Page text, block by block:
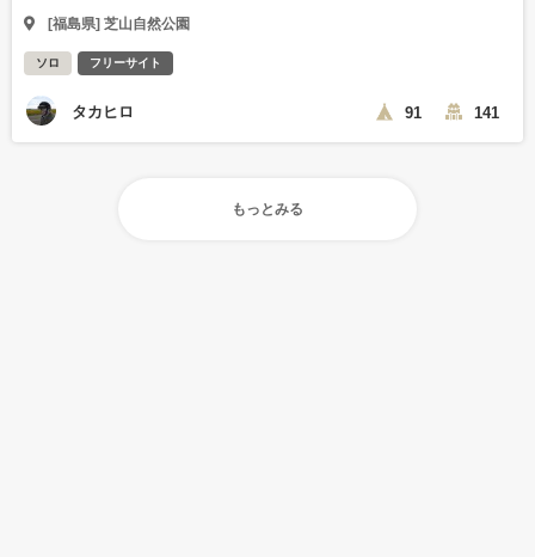
[福島県] 芝山自然公園
ソロ フリーサイト
タカヒロ 91 141
もっとみる